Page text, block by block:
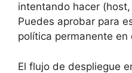
intentando hacer
Puedes aprobar para
política permanente en
El flujo de despliegue